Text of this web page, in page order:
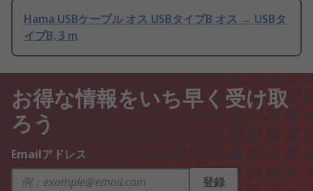
Hama USBケーブル オス USBタイプB オス → USBタ
イプB, 3 m
お得な情報をいち早く受け取
ろう
Emailアドレス
登録